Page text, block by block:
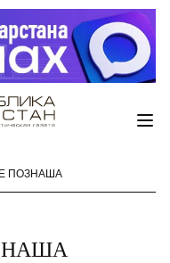
ПОЗНАША